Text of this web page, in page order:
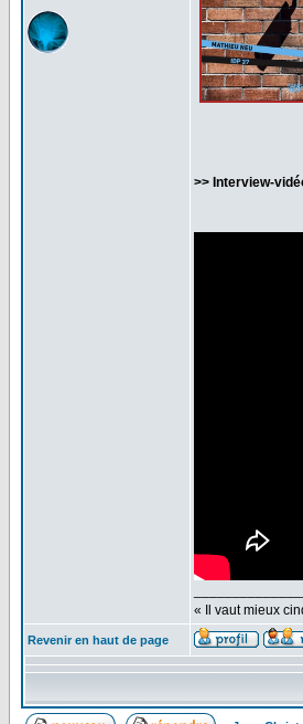
>> Interview-
« Il vaut mieux
Revenir en haut de page